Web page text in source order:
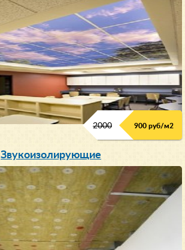
2000 900 руб/м2
Звукоизолирующие